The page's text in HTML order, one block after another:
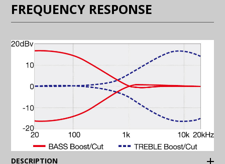
FREQUENCY RESPONSE
DESCRIPTION